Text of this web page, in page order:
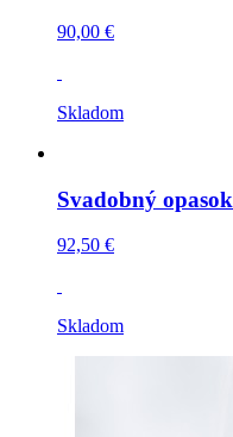
90,00 €
Skladom
Svadobný
92,50 €
Skladom